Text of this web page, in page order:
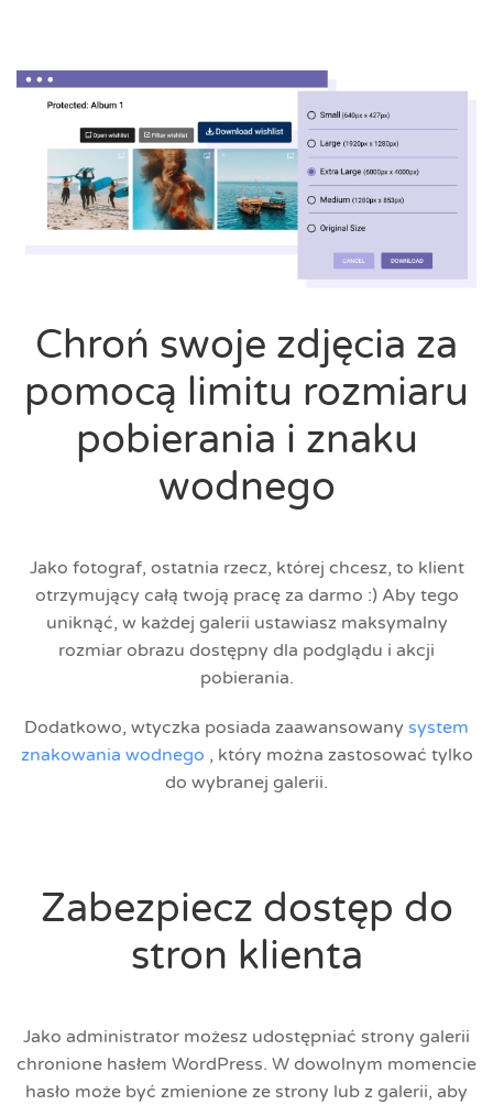
Chroń swoje zdjęcia za
pomocą limitu rozmiaru
pobierania i znaku
wodnego
Jako fotograf, ostatnia rzecz, której chcesz, to klient
otrzymujący całą twoją pracę za darmo :) Aby tego
uniknąć, w każdej galerii ustawiasz maksymalny
rozmiar obrazu dostępny dla podglądu i akcji
pobierania.
Dodatkowo, wtyczka posiada zaawansowany system
znakowania wodnego , który można zastosować tylko
do wybranej galerii.
Zabezpiecz dostęp do
stron klienta
Jako administrator możesz udostępniać strony galerii
chronione hasłem WordPress. W dowolnym momencie
hasło może być zmienione ze strony lub z galerii, aby